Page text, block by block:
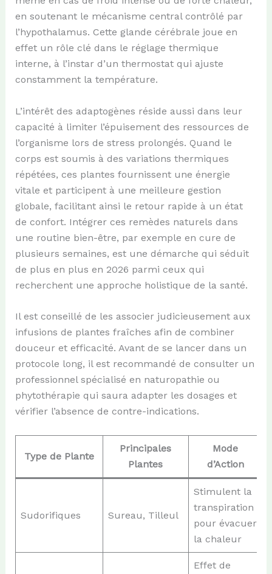
en soutenant le mécanisme central contrôlé par
l’hypothalamus. Cette glande cérébrale joue en
effet un rôle clé dans le réglage thermique
interne, à l’instar d’un thermostat qui ajuste
constamment la température.
L’intérêt des adaptogènes réside aussi dans leur
capacité à limiter l’épuisement des ressources de
l’organisme lors de stress prolongés. Quand le
corps est soumis à des variations thermiques
répétées, ces plantes fournissent une énergie
vitale et participent à une meilleure gestion
globale, facilitant ainsi le retour rapide à un état
de confort. Intégrer ces remèdes naturels dans
une routine bien-être, par exemple en cure de
plusieurs semaines, est une démarche qui séduit
de plus en plus en 2026 parmi ceux qui
recherchent une approche holistique de la santé.
Il est conseillé de les associer judicieusement aux
infusions de plantes fraîches afin de combiner
douceur et efficacité. Avant de se lancer dans un
protocole long, il est recommandé de consulter un
professionnel spécialisé en naturopathie ou
phytothérapie qui saura adapter les dosages et
vérifier l’absence de contre-indications.
Type de Plante
Principales
Plantes
Mode
d’Action
Sudorifiques Sureau, Tilleul
Stimulent la
transpiration
pour évacuer
la chaleur
Effet de